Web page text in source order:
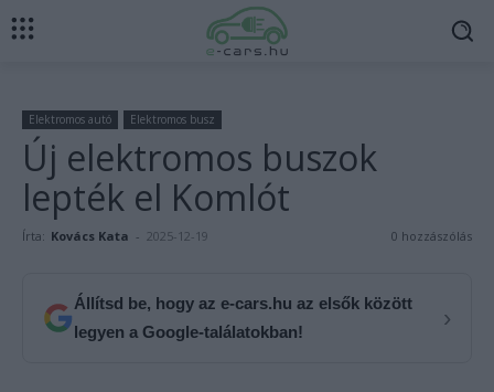
Elektromos autó Elektromos busz
Új elektromos buszok
lepték el Komlót
Írta: Kovács Kata - 2025-12-19 0 hozzászólás
Állítsd be, hogy az e-cars.hu az elsők között
legyen a Google-találatokban!
›